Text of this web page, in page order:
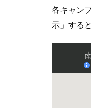
各キャン
示」する